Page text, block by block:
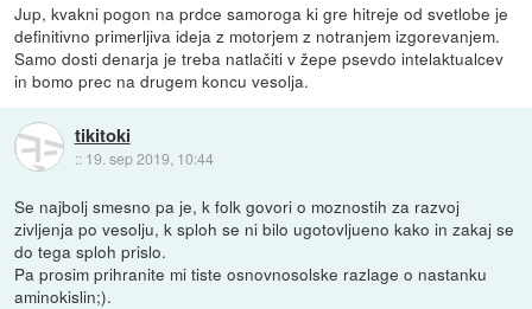
Jup, kvakni pogon na prdce samoroga ki gre hitreje od svetlobe je
definitivno primerljiva ideja z motorjem z notranjem izgorevanjem.
Samo dosti denarja je treba natlačiti v žepe psevdo intelaktualcev
in bomo prec na drugem koncu vesolja.
tikitoki
:: 19. sep 2019, 10:44
Se najbolj smesno pa je, k folk govori o moznostih za razvoj
zivljenja po vesolju, k sploh se ni bilo ugotovljueno kako in zakaj se
do tega sploh prislo.
Pa prosim prihranite mi tiste osnovnosolske razlage o nastanku
aminokislin;).